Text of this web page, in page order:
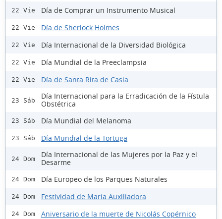
22 Vie Día de Comprar un Instrumento Musical
22 Vie Día de Sherlock Holmes
22 Vie Día Internacional de la Diversidad Biológica
22 Vie Día Mundial de la Preeclampsia
22 Vie Día de Santa Rita de Casia
23 Sáb
Día Internacional para la Erradicación de la Fístula
Obstétrica
23 Sáb Día Mundial del Melanoma
23 Sáb Día Mundial de la Tortuga
24 Dom
Día Internacional de las Mujeres por la Paz y el
Desarme
24 Dom Día Europeo de los Parques Naturales
24 Dom Festividad de María Auxiliadora
24 Dom Aniversario de la muerte de Nicolás Copérnico